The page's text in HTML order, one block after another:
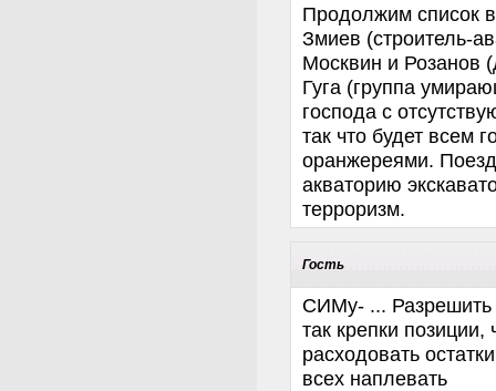
Продолжим список
Змиев (cтроитель-
Москвин и Розанов
Гуга (группа
господа с
так что будет всем
оранжереями.
акваторию
терроризм.
Гость
СИМу- ... Разрешить
так крепки
расходовать
всех наплевать